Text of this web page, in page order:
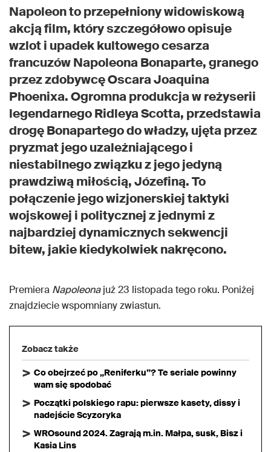
Napoleon to przepełniony widowiskową
akcją film, który szczegółowo opisuje
wzlot i upadek kultowego cesarza
francuzów Napoleona Bonaparte, granego
przez zdobywcę Oscara Joaquina
Phoenixa. Ogromna produkcja w reżyserii
legendarnego Ridleya Scotta, przedstawia
drogę Bonapartego do władzy, ujęta przez
pryzmat jego uzależniającego i
niestabilnego związku z jego jedyną
prawdziwą miłością, Józefiną. To
połączenie jego wizjonerskiej taktyki
wojskowej i politycznej z jednymi z
najbardziej dynamicznych sekwencji
bitew, jakie kiedykolwiek nakręcono.
Premiera Napoleonajuż 23 listopada tego roku. Poniżej
znajdziecie wspomniany zwiastun.
Zobacz także
Co obejrzeć po „Reniferku”? Te seriale powinny
wam się spodobać
Początki polskiego rapu: pierwsze kasety, dissy i
nadejście Scyzoryka
WROsound 2024. Zagrają m.in. Małpa, susk, Bisz i
Kasia Lins